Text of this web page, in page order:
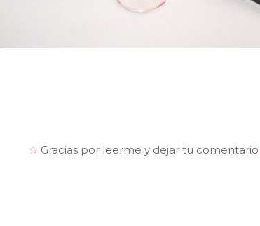
☆ Gracias por leerme y dejar tu comentario